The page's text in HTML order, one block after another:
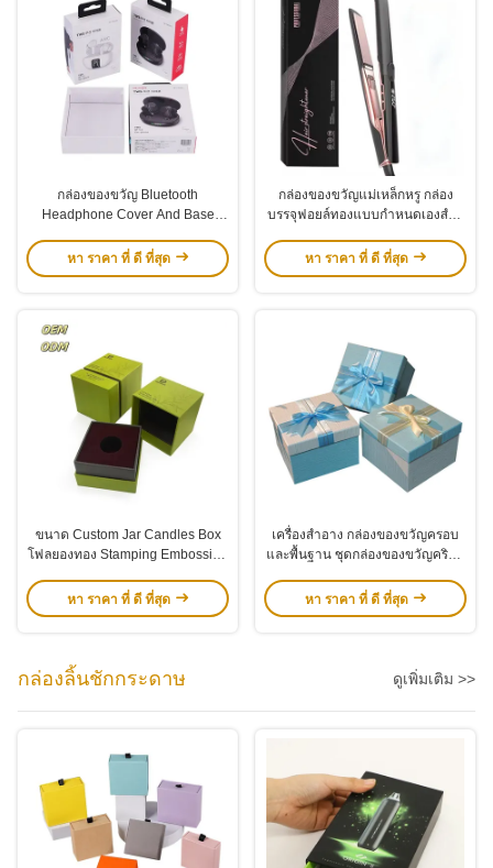
กล่องของขวัญ Bluetooth
Headphone Cover And Base
รถนําไปใช้ใหม่ได้
หา ราคา ที่ ดี ที่สุด
กล่องของขวัญแม่เหล็กหรู กล่อง
บรรจุฟอยล์ทองแบบกําหนดเองสําห
หา ราคา ที่ ดี ที่สุด
ขนาด Custom Jar Candles Box
โฟลยองทอง Stamping Embossing
หา ราคา ที่ ดี ที่สุด
เครื่องสําอาง กล่องของขวัญครอบ
และพื้นฐาน ชุดกล่องของขวัญคริสต์
หา ราคา ที่ ดี ที่สุด
กล่องลิ้นชักกระดาษ ดูเพิ่มเติม >>